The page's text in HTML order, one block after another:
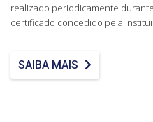
realizado periodicamente
certificado concedido pela
SAIBA MAIS